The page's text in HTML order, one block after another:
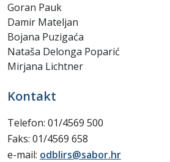
Goran Pauk
Damir Mateljan
Bojana Puzigaća
Nataša Delonga Poparić
Mirjana Lichtner
Kontakt
Telefon: 01/4569 500
Faks: 01/4569 658
e-mail: odblirs@sabor.hr